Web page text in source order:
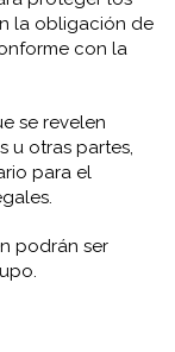
la obligación de
con la
se revelen
u otras partes,
para el
podrán ser